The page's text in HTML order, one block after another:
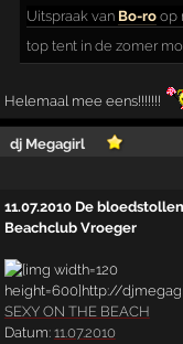
Uitspraak van Bo-ro op
top tent in de zomer
Helemaal mee eens!!!!!!!
dj Megagirl
11.07.2010 De
Beachclub Vroeger
SEXY ON THE BEACH
Datum: 11.07.2010